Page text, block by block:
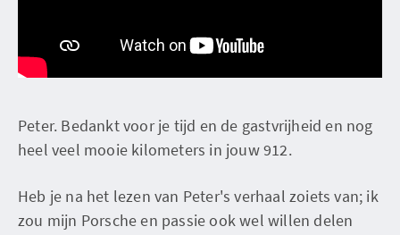
Peter. Bedankt voor je tijd en de gastvrijheid en nog
heel veel mooie kilometers in jouw 912.
Heb je na het lezen van Peter's verhaal zoiets van; ik
zou mijn Porsche en passie ook wel willen delen